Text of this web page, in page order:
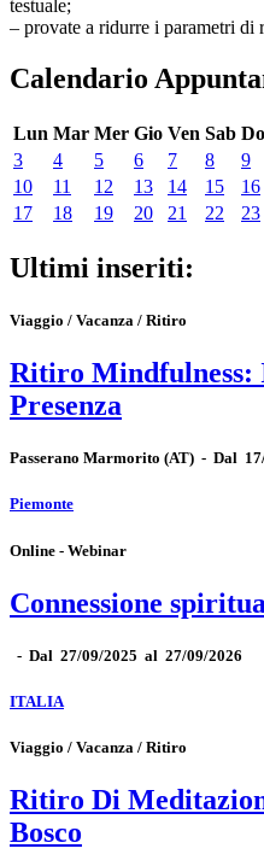
testuale;
– provate a ridurre i parametri di
Calendario
Lun Mar Mer Gio Ven Sab
3
4 5 6 7 8
9
10
11 12 13 14 15
16
17
18 19 20 21 22 23
Ultimi inseriti:
Viaggio / Vacanza / Ritiro
Ritiro Mindfulness:
Presenza
Passerano Marmorito (AT) - Dal
Piemonte
Online - Webinar
Connessione
- Dal 27/09/2025 al 27/09/2026
ITALIA
Viaggio / Vacanza / Ritiro
Ritiro Di
Bosco